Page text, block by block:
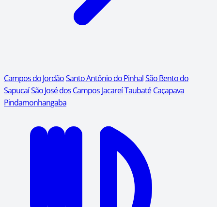
Campos do JordãoSanto Antônio do PinhalSão Bento do
SapucaíSão José dos Campos JacareíTaubaté Caçapava
Pindamonhangaba